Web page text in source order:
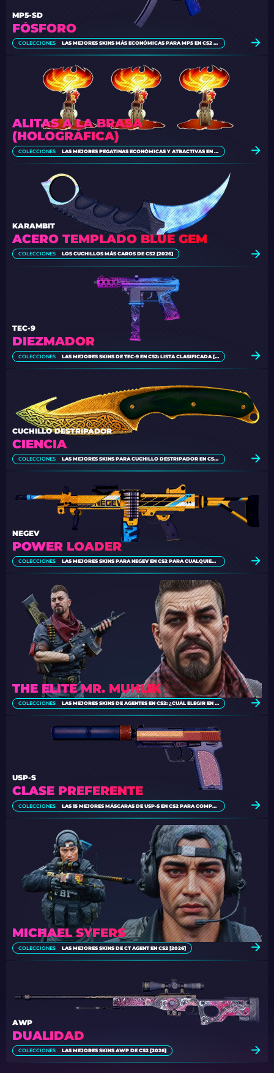
FÓSFORO
MP5-SD
COLECCIONES LAS MEJORES SKINS MÁS ECONÓMICAS PARA MP5 EN CS2 [2026]
ALITAS A LA BRASA
(HOLOGRÁFICA)
COLECCIONES LAS MEJORES PEGATINAS ECONÓMICAS Y ATRACTIVAS EN CS:GO [2026]
ACERO TEMPLADO BLUE GEM
KARAMBIT
COLECCIONES LOS CUCHILLOS MÁS CAROS DE CS2 [2026]
DIEZMADOR
TEC-9
COLECCIONES LAS MEJORES SKINS DE TEC-9 EN CS2: LISTA CLASIFICADA [2026]
CIENCIA
CUCHILLO DESTRIPADOR
COLECCIONES LAS MEJORES SKINS PARA CUCHILLO DESTRIPADOR EN CS2 [2026]
POWER LOADER
NEGEV
COLECCIONES LAS MEJORES SKINS PARA NEGEV EN CS2 PARA CUALQUIER PRESUPUESTO [2026]
THE ELITE MR. MUHLIK
COLECCIONES LAS MEJORES SKINS DE AGENTES EN CS2: ¿CUÁL ELEGIR EN 2026?
CLASE PREFERENTE
USP-S
COLECCIONES LAS 15 MEJORES MÁSCARAS DE USP-S EN CS2 PARA COMPRAR EN 2026
MICHAEL SYFERS
COLECCIONES LAS MEJORES SKINS DE CT AGENT EN CS2 [2026]
DUALIDAD
AWP
COLECCIONES LAS MEJORES SKINS AWP DE CS2 [2026]